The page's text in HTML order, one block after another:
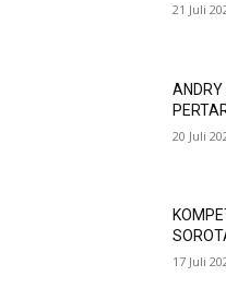
21 Juli
ANDRY
20 Juli
17 Juli